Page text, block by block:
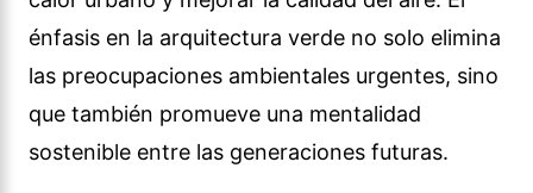
énfasis en la arquitectura verde no solo elimina
las preocupaciones ambientales urgentes, sino
que también promueve una mentalidad
sostenible entre las generaciones futuras.